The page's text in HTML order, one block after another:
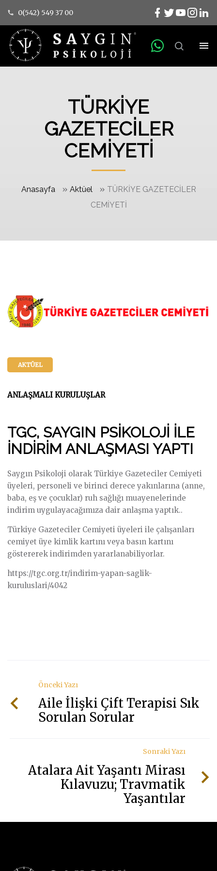
0(542) 549 37 00
TÜRKİYE
GAZETECİLER
CEMİYETİ
Anasayfa » Aktüel » TÜRKİYE GAZETECİLER
CEMİYETİ
AKTÜEL
ANLAŞMALI KURULUŞLAR
TGC, SAYGIN PSİKOLOJİ İLE
İNDİRİM ANLAŞMASI YAPTI
Saygın Psikoloji olarak Türkiye Gazeteciler Cemiyeti
üyeleri, personeli ve birinci derece yakınlarına (anne,
baba, eş ve çocuklar) ruh sağlığı muayenelerinde
indirim uygulayacağımıza dair anlaşma yaptık..
Türkiye Gazeteciler Cemiyeti üyeleri ile çalışanları
cemiyet üye kimlik kartını veya basın kartını
göstererek indirimden yararlanabiliyorlar.
https://tgc.org.tr/indirim-yapan-saglik-
kuruluslari/4042
Önceki Yazı
Aile İlişki Çift Terapisi Sık
Sorulan Sorular
Sonraki Yazı
Atalara Ait Yaşantı Mirası
Kılavuzu; Travmatik
Yaşantılar